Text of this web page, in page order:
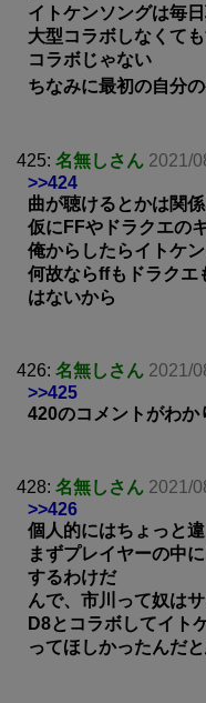
イトケンソングは毎
大型コラボしなくて
コラボじゃない
ちなみに最初の自分
425: 名無しさん 2021/
>>424
曲が聴けるとかは関
仮にFFやドラクエの
俺からしたらイトケ
何故ならffもドラクエ
はないから
426: 名無しさん 2021/
>>425
420のコメントがわか
428: 名無しさん 2021/
>>426
個人的にはちょっと
まずプレイヤーの中
するわけだ
んで、市川って奴は
D8とコラボしてイト
ってほしかったんだ